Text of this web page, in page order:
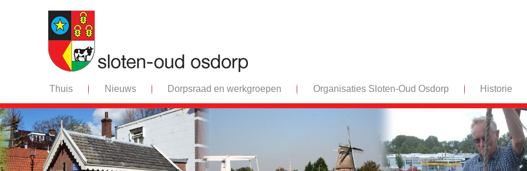
Thuis Nieuws Dorpsraad en werkgroepen Organisaties Sloten-Oud Osdorp Historie